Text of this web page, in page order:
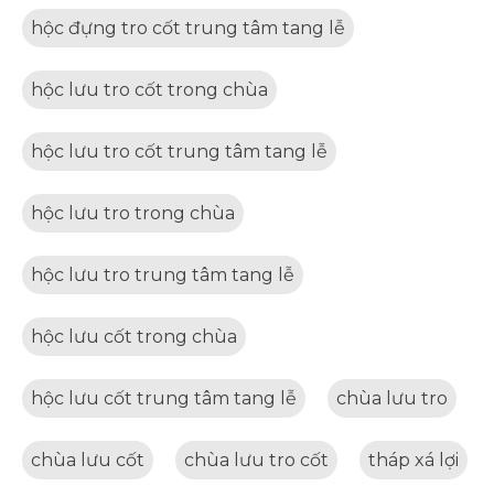
hộc đựng tro cốt trung tâm tang lễ
hộc lưu tro cốt trong chùa
hộc lưu tro cốt trung tâm tang lễ
hộc lưu tro trong chùa
hộc lưu tro trung tâm tang lễ
hộc lưu cốt trong chùa
hộc lưu cốt trung tâm tang lễ chùa lưu tro
chùa lưu cốt chùa lưu tro cốt tháp xá lợi